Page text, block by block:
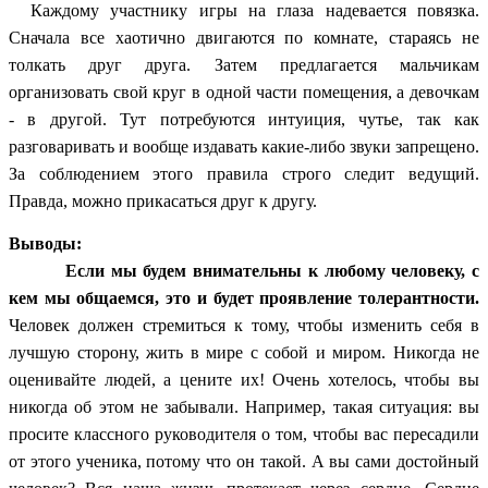
Каждому участнику игры на глаза надевается повязка.
Сначала все хаотично двигаются по комнате, стараясь не
толкать друг друга. Затем предлагается мальчикам
организовать свой круг в одной части помещения, а девочкам
- в другой. Тут потребуются интуиция, чутье, так как
разговаривать и вообще издавать какие-либо звуки запрещено.
За соблюдением этого правила строго следит ведущий.
Правда, можно прикасаться друг к другу.
Выводы:
Если мы будем внимательны к любому человеку, с
кем мы общаемся, это и будет проявление толерантности.
Человек должен стремиться к тому, чтобы изменить себя в
лучшую сторону, жить в мире с собой и миром. Никогда не
оценивайте людей, а цените их! Очень хотелось, чтобы вы
никогда об этом не забывали. Например, такая ситуация: вы
просите классного руководителя о том, чтобы вас пересадили
от этого ученика, потому что он такой. А вы сами достойный